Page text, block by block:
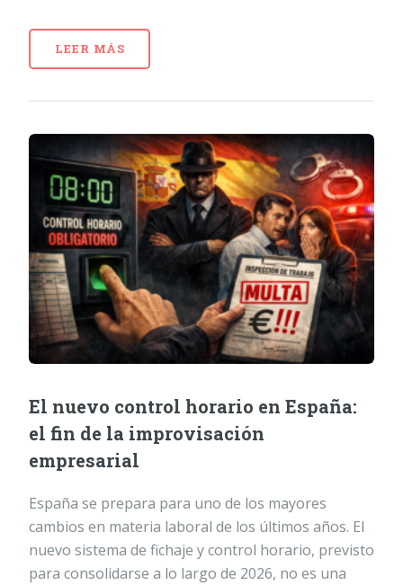
LEER MÁS
El nuevo control horario en España:
el fin de la improvisación
empresarial
España se prepara para uno de los mayores
cambios en materia laboral de los últimos años. El
nuevo sistema de fichaje y control horario, previsto
para consolidarse a lo largo de 2026, no es una